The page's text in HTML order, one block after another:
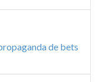
de bets